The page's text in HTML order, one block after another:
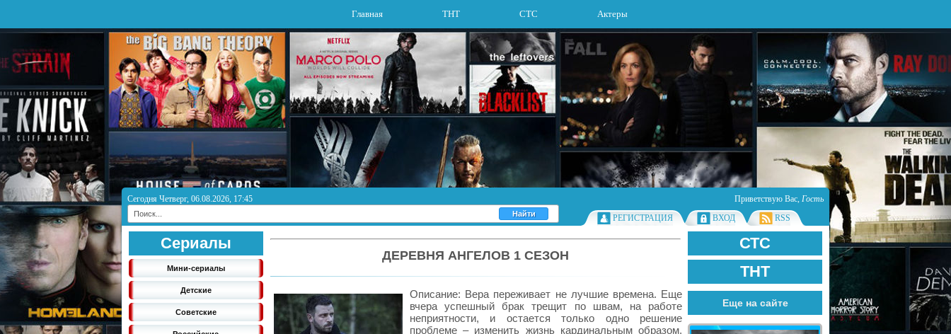
Главная ТНТ СТС Актеры
Сегодня Четверг, 06.08.2026, 17:45 Приветствую Вас, Гость
РЕГИСТРАЦИЯ
ВХОД RSS
Сериалы
Мини-сериалы
Детские
Советские
СТС
ТНТ
Еще на сайте
ДЕРЕВНЯ АНГЕЛОВ 1 СЕЗОН
Описание: Вера переживает не лучшие времена. Еще
вчера успешный брак трещит по швам, на работе
неприятности, и остается только одно решение
проблеме – изменить жизнь кардинальным образом.